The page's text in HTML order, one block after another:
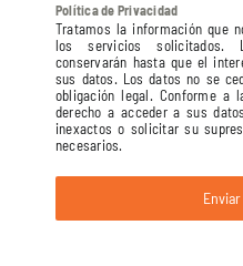
Política de Privacidad
Tratamos la información que
los servicios solicitados.
conservarán hasta que el
sus datos. Los datos no se
obligación legal. Conforme a
derecho a acceder a sus
inexactos o solicitar su
necesarios.